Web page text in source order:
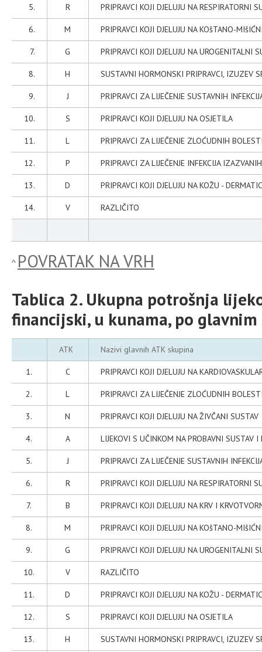
5. R PRIPRAVCI KOJI DJELUJU NA RESPIRATORNI
6. M PRIPRAVCI KOJI DJELUJU NA KOšTANO-
7. G PRIPRAVCI KOJI DJELUJU NA UROGENITALNI
8. H SUSTAVNI HORMONSKI PRIPRAVCI, IZUZEV
9. J PRIPRAVCI ZA LIJEČENJE SUSTAVNIH
10. S PRIPRAVCI KOJI DJELUJU NA OSJETILA
11. L PRIPRAVCI ZA LIJEČENJE ZLOĆUDNIH
12. P PRIPRAVCI ZA LIJEČENJE INFEKCIJA
13. D PRIPRAVCI KOJI DJELUJU NA KOŽU -
14. V RAZLIČITO
POVRATAK NA VRH
Tablica 2. Ukupna potrošnja
financijski, u kunama, po
ATK Nazivi glavnih ATK skupina
1. C PRIPRAVCI KOJI DJELUJU NA
2. L PRIPRAVCI ZA LIJEČENJE ZLOĆUDNIH
3. N PRIPRAVCI KOJI DJELUJU NA ŽIVČANI SUSTAV
4. A LIJEKOVI S UČINKOM NA PROBAVNI SUSTAV I
5. J PRIPRAVCI ZA LIJEČENJE SUSTAVNIH
6. R PRIPRAVCI KOJI DJELUJU NA RESPIRATORNI
7. B PRIPRAVCI KOJI DJELUJU NA KRV I
8. M PRIPRAVCI KOJI DJELUJU NA KOšTANO-
9. G PRIPRAVCI KOJI DJELUJU NA UROGENITALNI
10. V RAZLIČITO
11. D PRIPRAVCI KOJI DJELUJU NA KOŽU -
12. S PRIPRAVCI KOJI DJELUJU NA OSJETILA
13. H SUSTAVNI HORMONSKI PRIPRAVCI, IZUZEV